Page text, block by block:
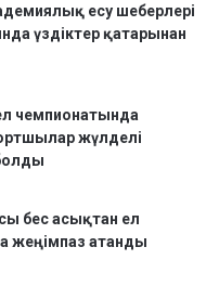
есу шеберлері
үздіктер қатарынан
чемпионатында
жүлделі
бес асықтан ел
жеңімпаз атанды